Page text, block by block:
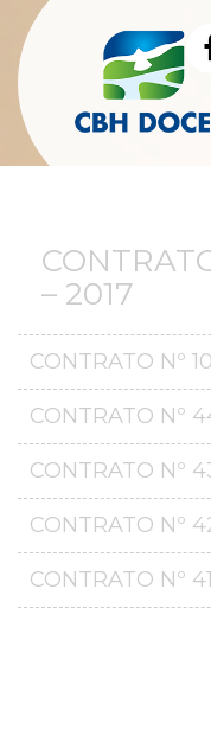
– 2017
CONTRATO Nº
CONTRATO Nº
CONTRATO Nº
CONTRATO Nº
CONTRATO Nº